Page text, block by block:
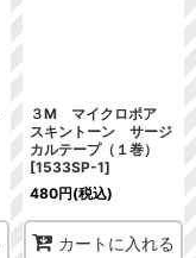
３M マイクロポア
スキントーン サージ
カルテープ（１巻）
[1533SP-1]
480円(税込)
カートに入れる